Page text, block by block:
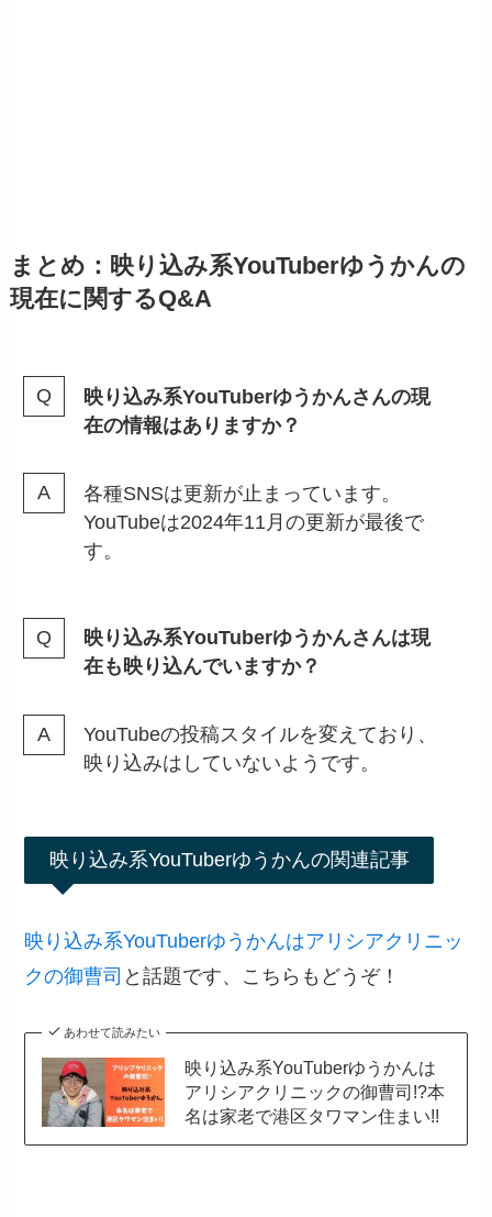
まとめ：映り込み系YouTuberゆうかんの
現在に関するQ&A
映り込み系YouTuberゆうかんさんの現
在の情報はありますか？
各種SNSは更新が止まっています。
YouTubeは2024年11月の更新が最後で
す。
映り込み系YouTuberゆうかんさんは現
在も映り込んでいますか？
YouTubeの投稿スタイルを変えており、
映り込みはしていないようです。
映り込み系YouTuberゆうかんの関連記事
映り込み系YouTuberゆうかんはアリシアクリニッ
クの御曹司 と話題です、こちらもどうぞ！
あわせて読みたい
映り込み系YouTuberゆうかんは
アリシアクリニックの御曹司!?本
名は家老で港区タワマン住まい!!